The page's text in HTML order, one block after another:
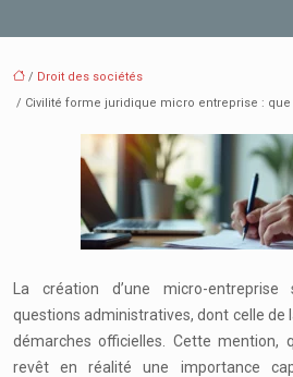
/ Droit des sociétés
/ Civilité forme juridique micro entreprise : que
La création d’une micro-
questions administratives, dont celle de
démarches officielles. Cette mention,
revêt en réalité une importance